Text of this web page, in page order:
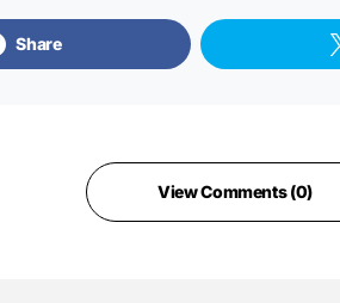
Share
View Comments (0)